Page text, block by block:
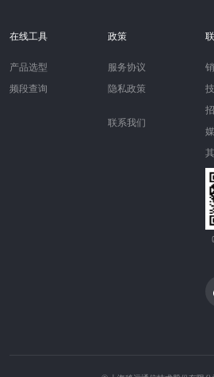
在线工具
产品选型
频段查询
政策
服务协议
隐私政策
联系我们